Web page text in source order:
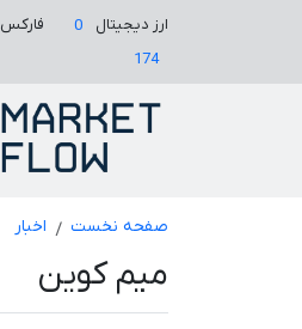
ارز دیجیتال 0
فارکس
174
صفحه نخست اخبار
میم کوین